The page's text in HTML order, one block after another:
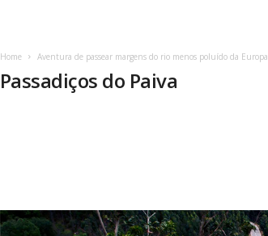
Home Aventura de passear margens do rio menos poluído da Europa
Passadiços do Paiva